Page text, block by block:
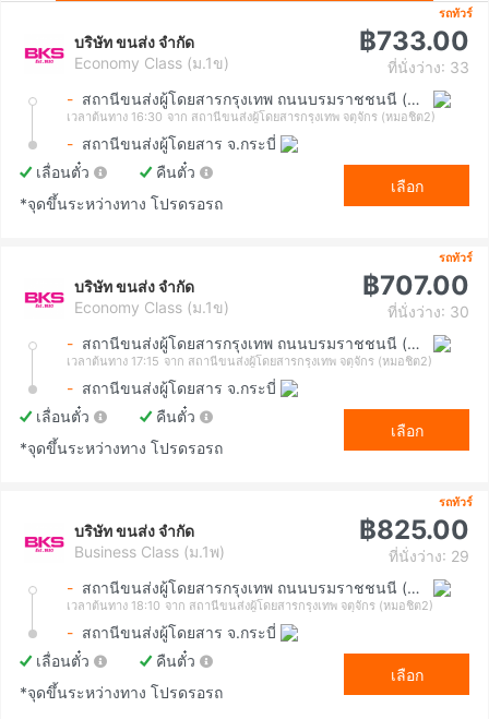
รถทัวร์
บริษัท ขนส่ง จำกัด
Economy Class (ม.1ข)
฿733.00
ที่นั่งว่าง: 33
-
สถานีขนส่งผู้โดยสารกรุงเทพ ถนนบรมราชชนนี (สายใต้ใหม่)
เวลาต้นทาง 16:30 จาก สถานีขนส่งผู้โดยสารกรุงเทพ จตุจักร (หมอชิต2)
- สถานีขนส่งผู้โดยสาร จ.กระบี่
เลื่อนตั๋ว
คืนตั๋ว
*จุดขึ้นระหว่างทาง โปรดรอรถ
เลือก
รถทัวร์
บริษัท ขนส่ง จำกัด
Economy Class (ม.1ข)
฿707.00
ที่นั่งว่าง: 30
-
สถานีขนส่งผู้โดยสารกรุงเทพ ถนนบรมราชชนนี (สายใต้ใหม่)
เวลาต้นทาง 17:15 จาก สถานีขนส่งผู้โดยสารกรุงเทพ จตุจักร (หมอชิต2)
- สถานีขนส่งผู้โดยสาร จ.กระบี่
เลื่อนตั๋ว
คืนตั๋ว
*จุดขึ้นระหว่างทาง โปรดรอรถ
เลือก
รถทัวร์
บริษัท ขนส่ง จำกัด
Business Class (ม.1พ)
฿825.00
ที่นั่งว่าง: 29
-
สถานีขนส่งผู้โดยสารกรุงเทพ ถนนบรมราชชนนี (สายใต้ใหม่)
เวลาต้นทาง 18:10 จาก สถานีขนส่งผู้โดยสารกรุงเทพ จตุจักร (หมอชิต2)
- สถานีขนส่งผู้โดยสาร จ.กระบี่
เลื่อนตั๋ว
คืนตั๋ว
*จุดขึ้นระหว่างทาง โปรดรอรถ
เลือก